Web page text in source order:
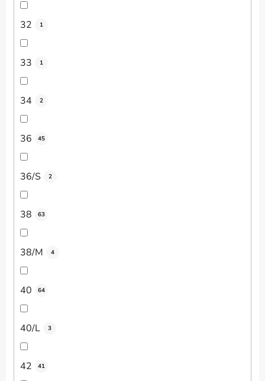
32 1
33 1
34 2
36 45
36/S 2
38 63
38/M 4
40 64
40/L 3
42 41